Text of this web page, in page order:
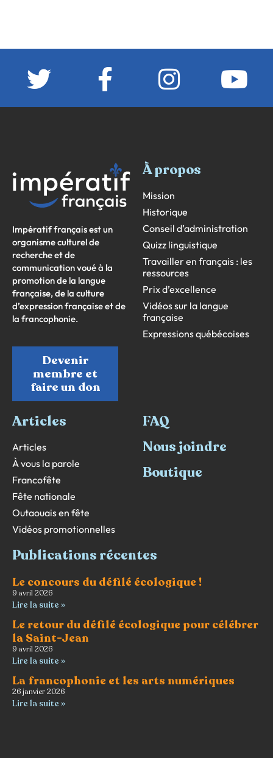
Impératif français est un
organisme culturel de
recherche et de
communication voué à la
promotion de la langue
française, de la culture
d’expression française et de
la francophonie.
Devenir
membre et
faire un don
À propos
Mission
Historique
Conseil d’administration
Quizz linguistique
Travailler en français : les
ressources
Prix d’excellence
Vidéos sur la langue
française
Expressions québécoises
Articles
Articles
À vous la parole
Francofête
Fête nationale
Outaouais en fête
Vidéos promotionnelles
FAQ
Nous joindre
Boutique
Publications récentes
Le concours du défilé écologique !
9 avril 2026
Lire la suite »
Le retour du défilé écologique pour célébrer
la Saint-Jean
9 avril 2026
Lire la suite »
La francophonie et les arts numériques
26 janvier 2026
Lire la suite »